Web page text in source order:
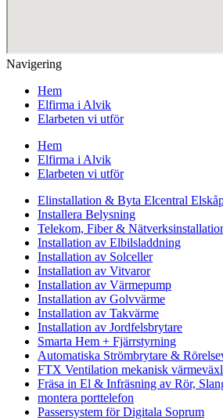
Navigering
Hem
Elfirma i Alvik
Elarbeten vi utför
Hem
Elfirma i Alvik
Elarbeten vi utför
Elinstallation & Byta Elcentral
Installera Belysning
Telekom, Fiber &
Installation av Elbilsladdning
Installation av Solceller
Installation av Vitvaror
Installation av Värmepump
Installation av Golvvärme
Installation av Takvärme
Installation av Jordfelsbrytare
Smarta Hem + Fjärrstyrning
Automatiska Strömbrytare &
FTX Ventilation mekanisk
Fräsa in El & Infräsning av Rör,
montera porttelefon
Passersystem för Digitala Soprum